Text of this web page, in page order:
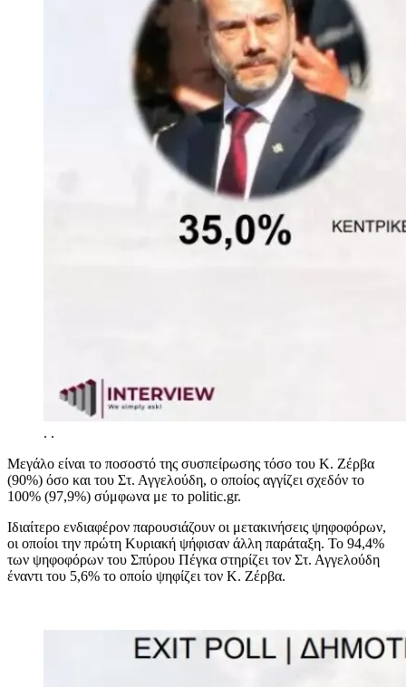
. .
Μεγάλο είναι το ποσοστό της συσπείρωσης τόσο του Κ. Ζέρβα
(90%) όσο και του Στ. Αγγελούδη, ο οποίος αγγίζει σχεδόν το
100% (97,9%) σύμφωνα με το politic.gr.
Ιδιαίτερο ενδιαφέρον παρουσιάζουν οι μετακινήσεις ψηφοφόρων,
οι οποίοι την πρώτη Κυριακή ψήφισαν άλλη παράταξη. Το 94,4%
των ψηφοφόρων του Σπύρου Πέγκα στηρίζει τον Στ. Αγγελούδη
έναντι του 5,6% το οποίο ψηφίζει τον Κ. Ζέρβα.